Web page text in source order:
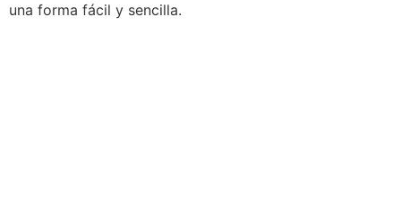
una forma fácil y sencilla.